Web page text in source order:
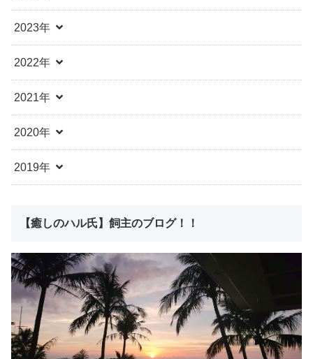
2023年
2022年
2021年
2020年
2019年
【癒しのハル氏】飼主のブログ！！